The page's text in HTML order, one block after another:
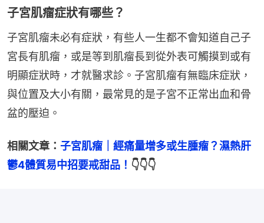
子宮肌瘤症狀有哪些？
子宮肌瘤未必有症狀，有些人一生都不會知道自己子
宮長有肌瘤，或是等到肌瘤長到從外表可觸摸到或有
明顯症狀時，才就醫求診。子宮肌瘤有無臨床症狀，
與位置及大小有關，最常見的是子宮不正常出血和骨
盆的壓迫。
相關文章： 子宮肌瘤｜經痛量增多或生腫瘤？濕熱肝
鬱4體質易中招要戒甜品！ 👇👇👇